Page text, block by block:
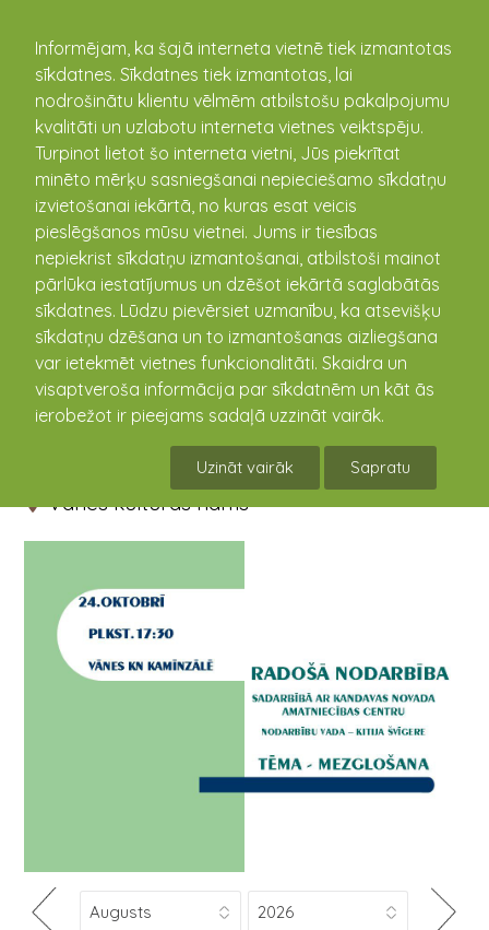
Informējam, ka šajā interneta vietnē tiek izmantotas
sīkdatnes. Sīkdatnes tiek izmantotas, lai
nodrošinātu klientu vēlmēm atbilstošu pakalpojumu
kvalitāti un uzlabotu interneta vietnes veiktspēju.
Turpinot lietot šo interneta vietni, Jūs piekrītat
minēto mērķu sasniegšanai nepieciešamo sīkdatņu
izvietošanai iekārtā, no kuras esat veicis
pieslēgšanos mūsu vietnei. Jums ir tiesības
nepiekrist sīkdatņu izmantošanai, atbilstoši mainot
pārlūka iestatījumus un dzēšot iekārtā saglabātās
sīkdatnes. Lūdzu pievērsiet uzmanību, ka atsevišķu
sīkdatņu dzēšana un to izmantošanas aizliegšana
var ietekmēt vietnes funkcionalitāti. Skaidra un
visaptveroša informācija par sīkdatnēm un kāt ās
ierobežot ir pieejams sadaļā uzzināt vairāk.
Uzināt vairāk Sapratu
kandava.lv
PASĀKUMU
KALENDĀRS
Radošā nodarbība
24.10.2017 17:30 - 19:00
Vānes kultūras nams